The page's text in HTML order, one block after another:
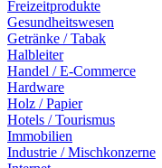
Freizeitprodukte
Gesundheitswesen
Getränke / Tabak
Halbleiter
Handel / E-Commerce
Hardware
Holz / Papier
Hotels / Tourismus
Immobilien
Industrie / Mischkonzerne